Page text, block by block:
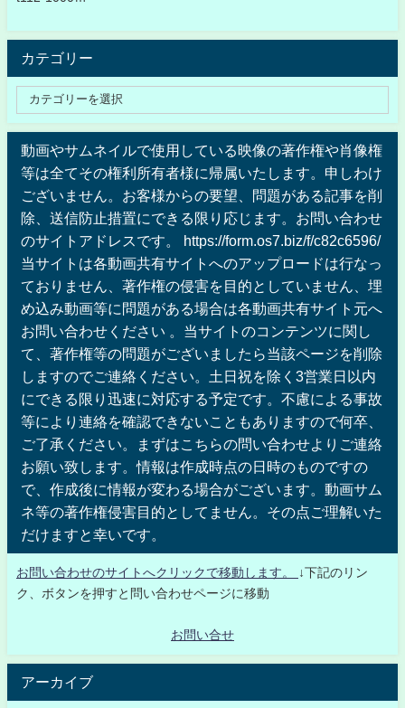
カテゴリー
動画やサムネイルで使用している映像の著作権や肖像権
等は全てその権利所有者様に帰属いたします。申しわけ
ございません。お客様からの要望、問題がある記事を削
除、送信防止措置にできる限り応じます。お問い合わせ
のサイトアドレスです。 https://form.os7.biz/f/c82c6596/
当サイトは各動画共有サイトへのアップロードは行なっ
ておりません、著作権の侵害を目的としていません、埋
め込み動画等に問題がある場合は各動画共有サイト元へ
お問い合わせください 。当サイトのコンテンツに関し
て、著作権等の問題がございましたら当該ページを削除
しますのでご連絡ください。土日祝を除く3営業日以内
にできる限り迅速に対応する予定です。不慮による事故
等により連絡を確認できないこともありますので何卒、
ご了承ください。まずはこちらの問い合わせよりご連絡
お願い致します。情報は作成時点の日時のものですの
で、作成後に情報が変わる場合がございます。動画サム
ネ等の著作権侵害目的としてません。その点ご理解いた
だけますと幸いです。
お問い合わせのサイトへクリックで移動します。
↓下記のリン
ク、ボタンを押すと問い合わせページに移動
お問い合せ
アーカイブ